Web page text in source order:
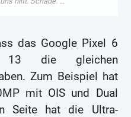
das Google Pixel 6
die gleichen
Zum Beispiel hat
mit OIS und Dual
Seite hat die Ultra-